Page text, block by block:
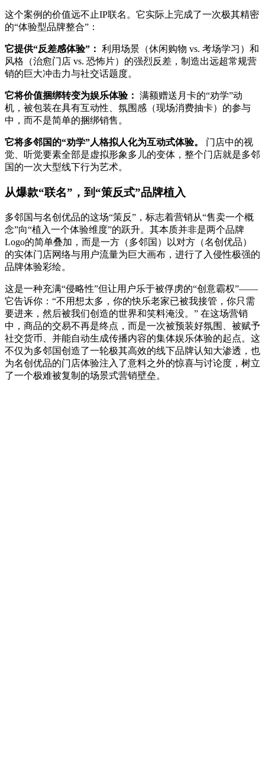
‌这个案例的价值远不止IP联名。它实际上完成了一次极其精密
的“体验型品牌整合”：
它提供“反差感体验”： ‌ 利用场景（休闲购物 vs. 考场学习）和
风格（治愈门店 vs. 恐怖片）的强烈反差，制造出远超常规营
销的巨大冲击力与社交话题度。
它将价值捆绑转变为娱乐体验： ‌ 满额赠送月卡的“劝学”动
机，被包装在具有互动性、氛围感（现场消费抽卡）的参与
中，而不是简单的捆绑销售。
它将多邻国的“劝学”人格拟人化为互动式体验。
‌ 门店中的视
觉、听觉要素全部是虚拟形象多儿的变体，整个门店就是多邻
国的一次大型线下行为艺术。
从爆款“联名”，到“策反式”品牌植入
‌多邻国与名创优品的这场“策反”，标志着营销从“售卖一个概
念”向“植入一个体验维度”的跃升。其本质并非是两个品牌
Logo的简单叠加，而是一方（多邻国）以对方（名创优品）
的实体门店网络与用户流量为巨大画布，进行了入侵性极强的
品牌体验彩绘。
这是一种充满“侵略性”但让用户乐于被俘虏的“创意霸权”——
它告诉你：“不用想太多，你的快乐老家已被我接管，你只需
要进来，然后被我们创造的世界和笑料淹没。” 在这场营销
中，商品的交易不再是终点，而是一次被预装好氛围、被赋予
社交货币、并能自动生成传播内容的集体娱乐体验的起点。这
不仅为多邻国创造了一轮极其高效的线下品牌认知大渗透，也
为名创优品的门店体验注入了意料之外的惊喜与讨论度，树立
了一个极难被复制的场景式营销壁垒。